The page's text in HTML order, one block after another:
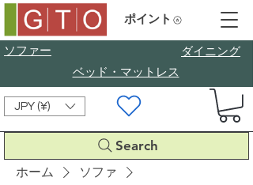
ソファー
​ダイニング
ベッド・マットレス
JPY (¥)
Search
ポイント
ホーム
ソファ